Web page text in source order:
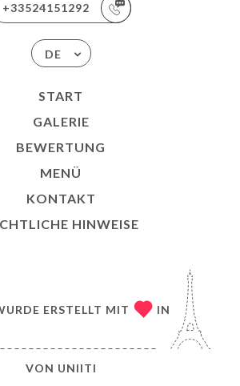
+33524151292
DE
START
GALERIE
BEWERTUNG
MENÜ
KONTAKT
HINWEISE
ERSTELLT MIT IN
VON UNIITI